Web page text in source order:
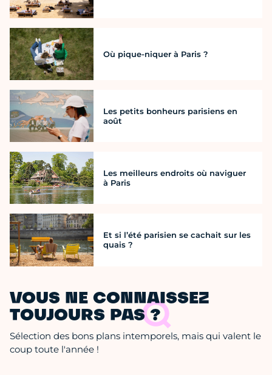
Où pique-niquer à Paris ?
Les petits bonheurs parisiens en
août
Les meilleurs endroits où naviguer
à Paris
Et si l’été parisien se cachait sur les
quais ?
VOUS NE CONNAISSEZ
TOUJOURS PAS ?
Sélection des bons plans intemporels, mais qui valent le
coup toute l'année !